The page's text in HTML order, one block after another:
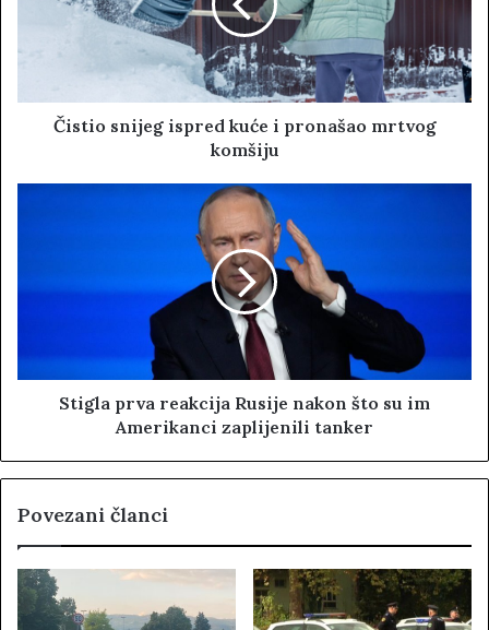
Čistio snijeg ispred kuće i pronašao mrtvog
komšiju
Stigla prva reakcija Rusije nakon što su im
Amerikanci zaplijenili tanker
Povezani članci